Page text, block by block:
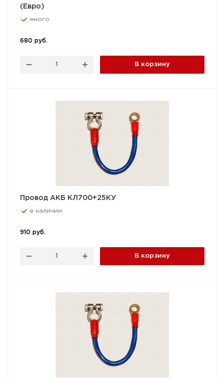
(Евро)
много
680 руб.
В корзину
Провод АКБ КЛ700+25КУ
в наличии
910 руб.
В корзину